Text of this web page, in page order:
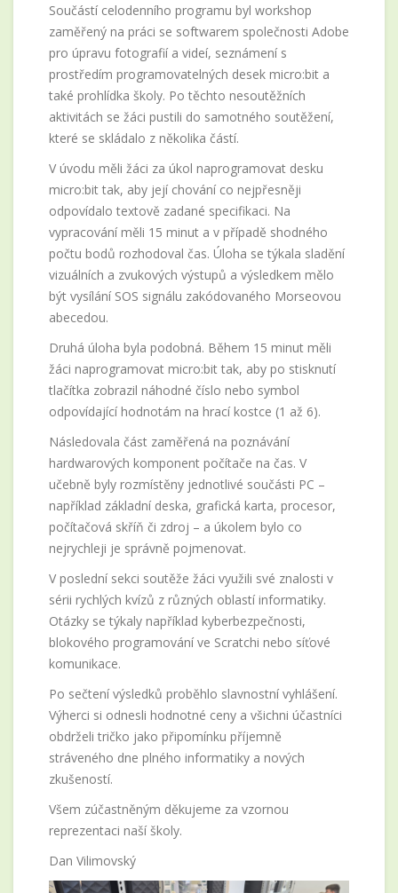
Součástí celodenního programu byl workshop
zaměřený na práci se softwarem společnosti Adobe
pro úpravu fotografií a videí, seznámení s
prostředím programovatelných desek micro:bit a
také prohlídka školy. Po těchto nesoutěžních
aktivitách se žáci pustili do samotného soutěžení,
které se skládalo z několika částí.
V úvodu měli žáci za úkol naprogramovat desku
micro:bit tak, aby její chování co nejpřesněji
odpovídalo textově zadané specifikaci. Na
vypracování měli 15 minut a v případě shodného
počtu bodů rozhodoval čas. Úloha se týkala sladění
vizuálních a zvukových výstupů a výsledkem mělo
být vysílání SOS signálu zakódovaného Morseovou
abecedou.
Druhá úloha byla podobná. Během 15 minut měli
žáci naprogramovat micro:bit tak, aby po stisknutí
tlačítka zobrazil náhodné číslo nebo symbol
odpovídající hodnotám na hrací kostce (1 až 6).
Následovala část zaměřená na poznávání
hardwarových komponent počítače na čas. V
učebně byly rozmístěny jednotlivé součásti PC –
například základní deska, grafická karta, procesor,
počítačová skříň či zdroj – a úkolem bylo co
nejrychleji je správně pojmenovat.
V poslední sekci soutěže žáci využili své znalosti v
sérii rychlých kvízů z různých oblastí informatiky.
Otázky se týkaly například kyberbezpečnosti,
blokového programování ve Scratchi nebo síťové
komunikace.
Po sečtení výsledků proběhlo slavnostní vyhlášení.
Výherci si odnesli hodnotné ceny a všichni účastníci
obdrželi tričko jako připomínku příjemně
stráveného dne plného informatiky a nových
zkušeností.
Všem zúčastněným děkujeme za vzornou
reprezentaci naší školy.
Dan Vilimovský